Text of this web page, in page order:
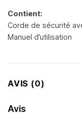
Contient:
Corde de sécurité
Manuel d’utilisation
AVIS (0)
Avis